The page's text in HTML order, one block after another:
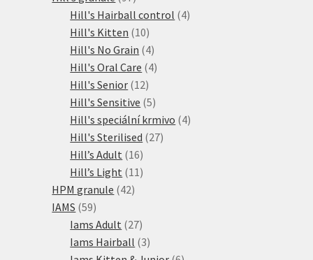
produktů
Hill's Hairball control 44
Hill's Kitten 1010
produktů
Hill's No Grain 44
produkty
Hill's Oral Care 44
Hill's Senior 1212
produktů
Hill's Sensitive 55
produktů
Hill's speciální krmivo 44
Hill's Sterilised 2727
Hill’s Adult 1616
produktů
Hill’s Light 11 11
HPM granule 4242
IAMS 5959
produktů
Iams Adult 2727
produktů
Iams Hairball 33